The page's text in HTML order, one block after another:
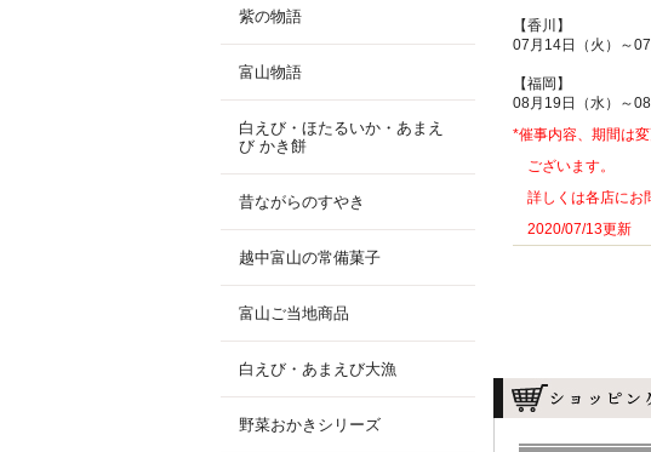
紫の物語
富山物語
白えび・ほたるいか・あまえ
び かき餅
昔ながらのすやき
越中富山の常備菓子
富山ご当地商品
白えび・あまえび大漁
野菜おかきシリーズ
【香川】
07月14日（火）～
【福岡】
08月19日（水）～
*催事内容、期間は
ございます。
詳しくは各店にお
2020/07/13更新